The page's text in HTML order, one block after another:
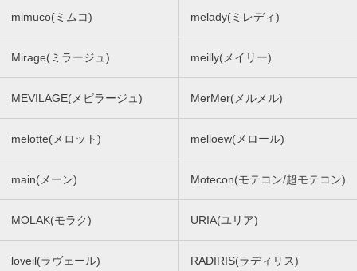
mimuco(ミムコ) melady(ミレディ)
Mirage(ミラージュ) meilly(メイリー)
MEVILAGE(メビラージュ) MerMer(メルメル)
melotte(メロット) melloew(メロール)
main(メーン) Motecon(モテコン/超モテコン)
MOLAK(モラク) URIA(ユリア)
loveil(ラヴェール) RADIRIS(ラディリス)